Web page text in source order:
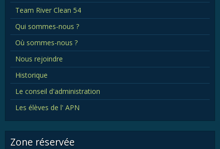
Team River Clean 54
Qui sommes-nous ?
Où sommes-nous ?
Nous rejoindre
Historique
Le conseil d'administration
Les élèves de l' APN
Zone réservée